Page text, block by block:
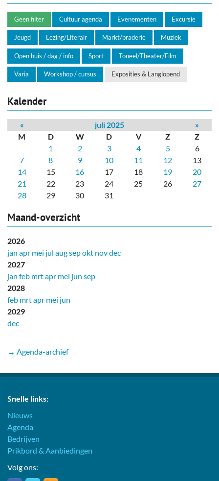
Geen filter Cultuur agenda Evenementen Excursie
Jeugd Lezing/Literair Markt/braderie Muziek
Open huis / dag / info Sport Toneel/Theater/Film
Varia Workshop / cursus Exposities & Langlopend
Kalender
« juli 2025
»
M
D W D V Z
Z
1
2 3 4 5
6
7
8 9 10 11 12
13
14
15 16 17 18 19
20
21
22 23 24 25 26
27
28
29 30 31
Maand-overzicht
2026
jan apr mei jul augsepokt novdec
2027
jan feb mrtapr mei jun sep
2028
feb mrtapr mei jun
2029
dec
→ Agenda-archief
Snelle links:
Nieuws
Agenda
Bedrijven
Prikbord & Aanbiedingen
Volg ons: